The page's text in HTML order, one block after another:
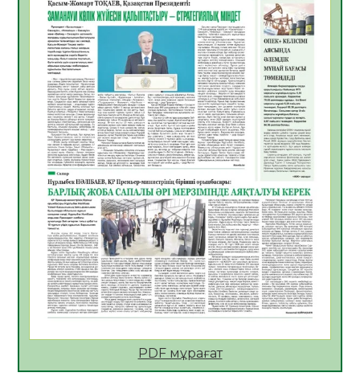
06.08.2026
40
Көкжөтел ауруы туралы
06.08.2026
36
АПВ вакцинасы туралы мәлімет
06.08.2026
36
Open Air: Қызылорда облысы полиция
департаменті 20 мыңнан астам
көрерменнің қауіпсіздігін қамтамасыз етті
06.08.2026
48
ҚЫЗЫЛОРДАДА «САНАЛЫ ҰРПАҚ –
ЖАРҚЫН БОЛАШАҚ» АТТЫ КЕҢЕЙТІЛГЕН
МӘЖІЛІС ӨТТІ
05.08.2026
49
Қазақстан Орталық Азиядағы көшуге ең
PDF мұрағат